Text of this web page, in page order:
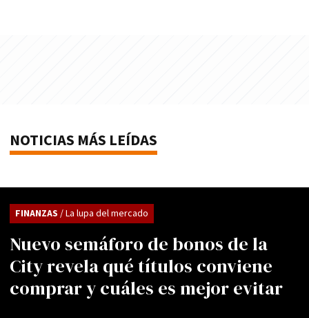
NOTICIAS MÁS LEÍDAS
Nuevo semáforo de bonos de la
City revela qué títulos conviene
comprar y cuáles es mejor evitar
FINANZAS / La lupa del mercado